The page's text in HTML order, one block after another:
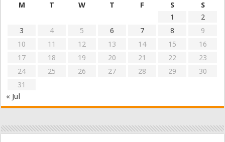
M
T W T F S
S
1
2
3
4 5 6 7 8
9
10
11 12 13 14 15
16
17
18 19 20 21 22
23
24
25 26 27 28 29
30
31
« Jul